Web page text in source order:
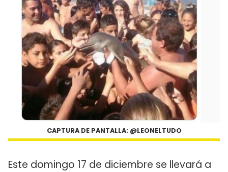
CAPTURA DE PANTALLA: @LEONELTUDO
Este domingo 17 de diciembre se llevará a